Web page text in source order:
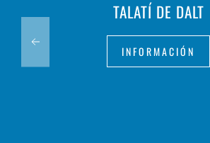
TALATÍ DE DALT
INFORMACIÓN